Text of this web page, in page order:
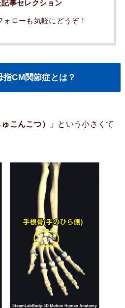
事セレクション
ォローも気軽にどうぞ！
CM関節症とは？
こんこつ）」
という小さくて